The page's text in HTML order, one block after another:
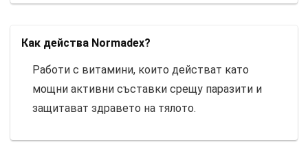
Как действа Normadex?
Работи с витамини, които действат като
мощни активни съставки срещу паразити и
защитават здравето на тялото.